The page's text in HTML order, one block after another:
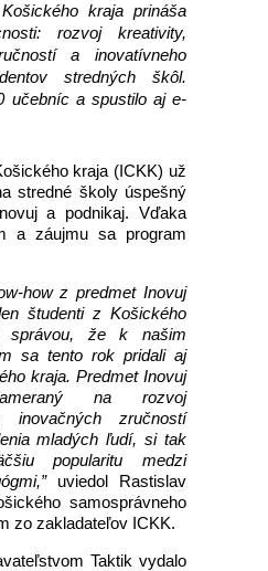
kraja prináša
rozvoj kreativity,
a inovatívneho
stredných škôl.
učebníc a spustilo aj e-
kraja (ICKK) už
stredné školy úspešný
a podnikaj. Vďaka
a záujmu sa program
how z predmet Inovuj
študenti z Košického
správou, že k našim
sa tento rok pridali aj
kraja. Predmet Inovuj
na rozvoj
inovačných zručností
mladých ľudí, si tak
popularitu medzi
uviedol Rastislav
samosprávneho
zo zakladateľov ICKK.
Taktik vydalo